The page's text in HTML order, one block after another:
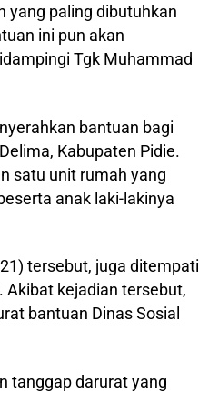
yang paling dibutuhkan
ini pun akan
Tgk Muhammad
bantuan bagi
Kabupaten Pidie.
satu unit rumah yang
anak laki-lakinya
tersebut, juga ditempati
Akibat kejadian tersebut,
bantuan Dinas Sosial
tanggap darurat yang